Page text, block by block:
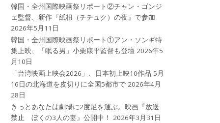
韓国・全州国際映画祭リポート②チャン・ゴンジ
ェ監督、新作『紙杻（チチュク）の夜』で参加
2026年5月11日
韓国・全州国際映画祭リポート①アン・ソンギ特
集上映、「眠る男」小栗康平監督も登壇 2026年5
月10日
「台湾映画上映会2026」、日本初上映10作品 5月
16日の北海道を皮切りに全国5都市で 2026年4月
28日
きっとあなたは劇場に2度足を運ぶ。映画『放送
禁止 ぼくの3人の妻』公開中！
2026年3月31日